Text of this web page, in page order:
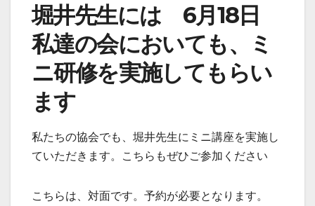
堀井先生には 6月18日
私達の会においても、ミ
ニ研修を実施してもらい
ます
私たちの協会でも、堀井先生にミニ講座を実施し
ていただきます。こちらもぜひご参加ください
こちらは、対面です。予約が必要となります。